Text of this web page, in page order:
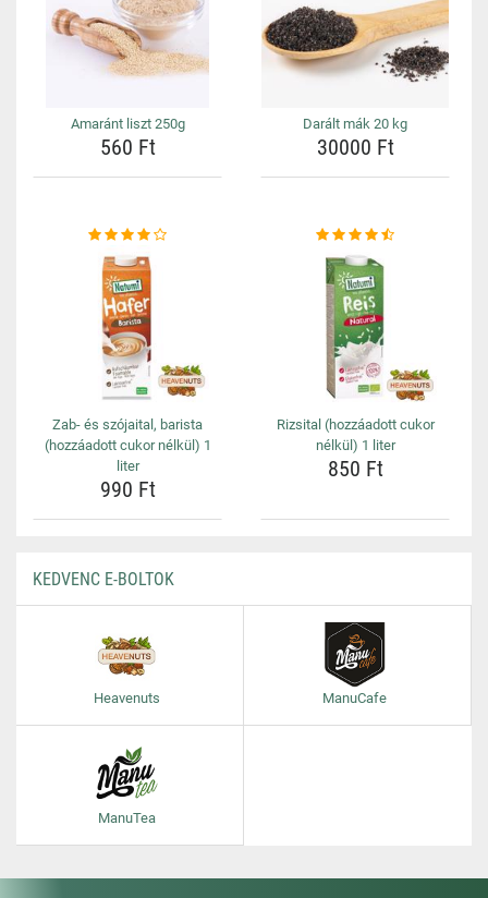
Amaránt liszt 250g
560 Ft
Darált mák 20 kg
30000 Ft
Zab- és szójaital, barista
(hozzáadott cukor nélkül) 1
liter
990 Ft
Rizsital (hozzáadott cukor
nélkül) 1 liter
850 Ft
KEDVENC E-BOLTOK
Heavenuts ManuCafe
ManuTea